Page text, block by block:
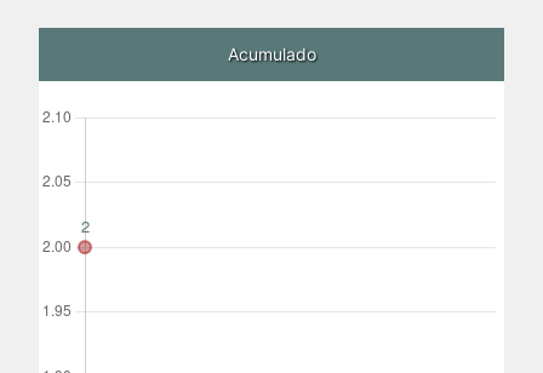
Acumulado